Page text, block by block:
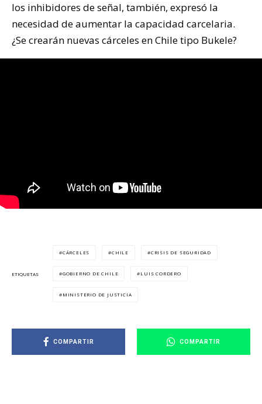
los inhibidores de señal, también, expresó la
necesidad de aumentar la capacidad carcelaria.
¿Se crearán nuevas cárceles en Chile tipo Bukele?
ETIQUETAS
CÁRCELES CHILE CRISIS DE SEGURIDAD
GOBIERNO DE CHILE LUIS CORDERO
MINISTERIO DE JUSTICIA
COMPARTIR COMPARTIR